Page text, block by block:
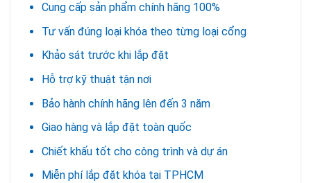
Cung cấp sản phẩm chính hãng 100%
Tư vấn đúng loại khóa theo từng loại cổng
Khảo sát trước khi lắp đặt
Hỗ trợ kỹ thuật tận nơi
Bảo hành chính hãng lên đến 3 năm
Giao hàng và lắp đặt toàn quốc
Chiết khấu tốt cho công trình và dự án
Miễn phí lắp đặt khóa tại TPHCM